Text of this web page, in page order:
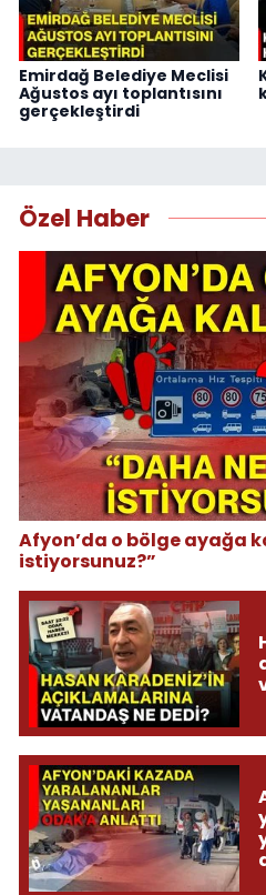
Emirdağ Belediye Meclisi
Ağustos ayı toplantısını
gerçekleştirdi
Özel Haber
Afyon’da o bölge ayağa
istiyorsunuz?”